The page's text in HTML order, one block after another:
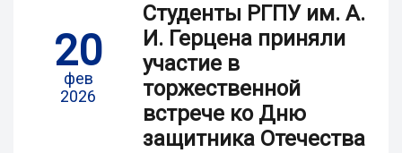
20
фев
2026
Студенты РГПУ им. А.
И. Герцена приняли
участие в
торжественной
встрече ко Дню
защитника Отечества